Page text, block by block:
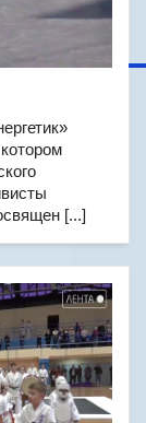
[...]